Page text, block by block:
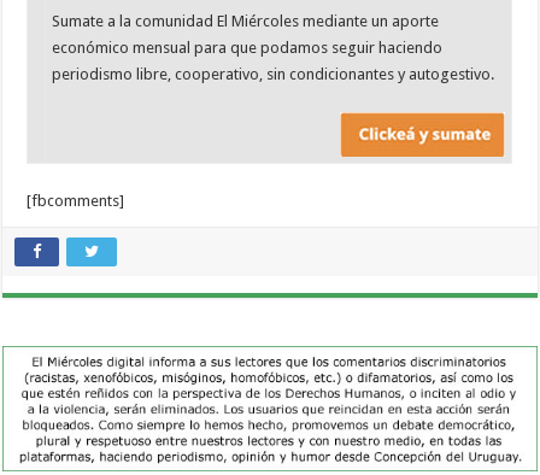
Sumate a la comunidad El Miércoles mediante un aporte
económico mensual para que podamos seguir haciendo
periodismo libre, cooperativo, sin condicionantes y autogestivo.
[fbcomments]